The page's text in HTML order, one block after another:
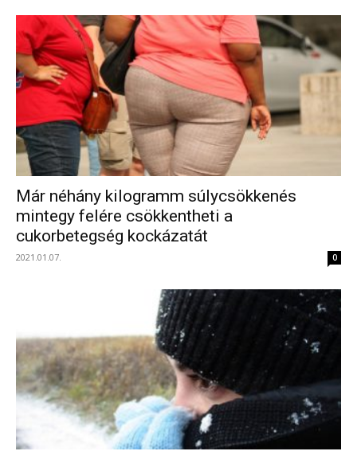
Már néhány kilogramm súlycsökkenés
mintegy felére csökkentheti a
cukorbetegség kockázatát
2021.01.07. 0